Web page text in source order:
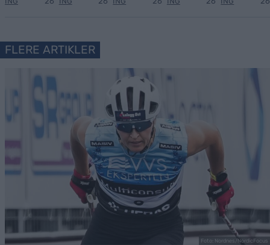
FLERE ARTIKLER
Foto: Nordnes/NordicFocus